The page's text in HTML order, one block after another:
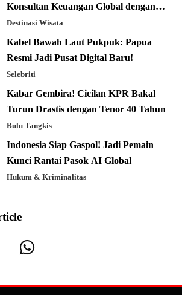
Konsultan Keuangan Global dengan
Sentuhan AI
Destinasi Wisata
Kabel Bawah Laut Pukpuk: Papua
Resmi Jadi Pusat Digital Baru!
Selebriti
Kabar Gembira! Cicilan KPR Bakal
Turun Drastis dengan Tenor 40 Tahun
Bulu Tangkis
Indonesia Siap Gaspol! Jadi Pemain
Kunci Rantai Pasok AI Global
Hukum & Kriminalitas
Negara G20 di Awal 2026
Keren! Baznas Bangun Sekolah Tenda